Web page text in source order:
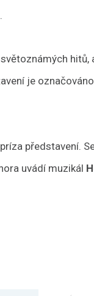
hitů,
je
představení.
uvádí muzikál